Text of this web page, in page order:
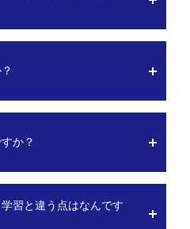
か？
習と違う点はなんです